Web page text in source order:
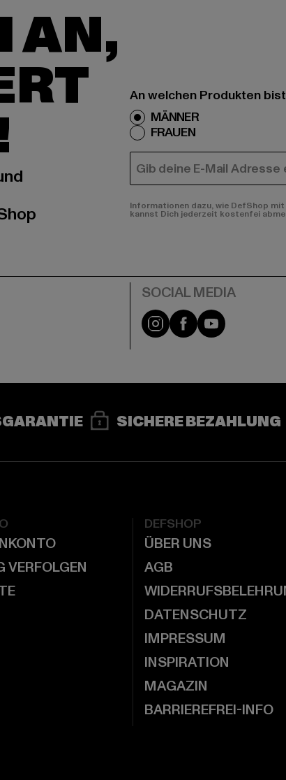
AN,
An welchen Produkten
MÄNNER
FRAUEN
E-MAIL
Informationen dazu, wie DefShop
kannst Dich jederzeit kostenfei
Instagram
FacebookYouTube
SICHERE BEZAHLUNG
VERFOLGEN
DEFSHOP
ÜBER UNS
AGB
DATENSCHUTZ
IMPRESSUM
INSPIRATION
MAGAZIN
BARRIEREFREI-INFO